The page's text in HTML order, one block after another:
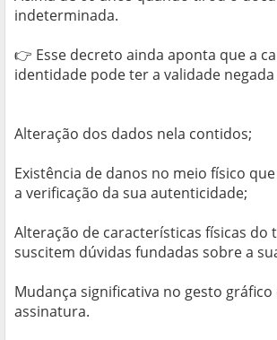
indeterminada.
👉 Esse decreto ainda aponta que a
identidade pode ter a validade
Alteração dos dados nela contidos;
Existência de danos no meio físico
a verificação da sua autenticidade;
Alteração de características físicas do
suscitem dúvidas fundadas sobre a
Mudança significativa no gesto gráfico
assinatura.